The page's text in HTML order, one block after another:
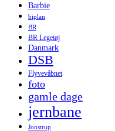
Barbie
biplan
BR
BR Legetøj
Danmark
DSB
Flyvevåbnet
foto
gamle dage
jernbane
Jonstrup